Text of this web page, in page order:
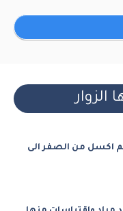
اكسل من الصفر الى